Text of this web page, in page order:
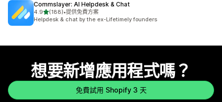
Commslayer: AI Helpdesk & Chat
4.9滿分 5 顆星
(188)
共有 188 則評價
•提供免費方案
Helpdesk & chat by the ex-Lifetimely founders
想要新增應用程式嗎？
免費試用 Shopify 3 天